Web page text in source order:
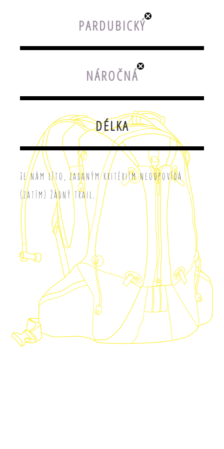
PARDUBICKÝ
NÁROČNÁ
DÉLKA
Je nám líto, zadaným kritériím neodpovídá
(zatím) žádný trail.